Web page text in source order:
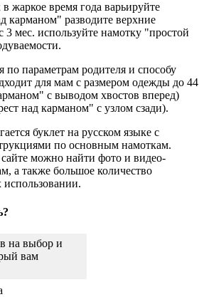
жаркое время года варьируйте
карманом" разводите верхние
мес. используйте намотку "простой
по параметрам родителя и способу
для мам с размером одежды до 44
с выводом хвостов вперед)
над карманом" с узлом сзади).
буклет на русском языке с
по основным намоткам.
можно найти фото и видео-
а также большое количество
использовании.
на выбор и
вам